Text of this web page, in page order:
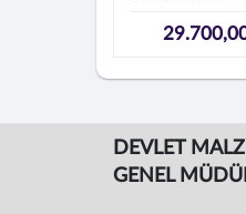
DEVLET
GENEL